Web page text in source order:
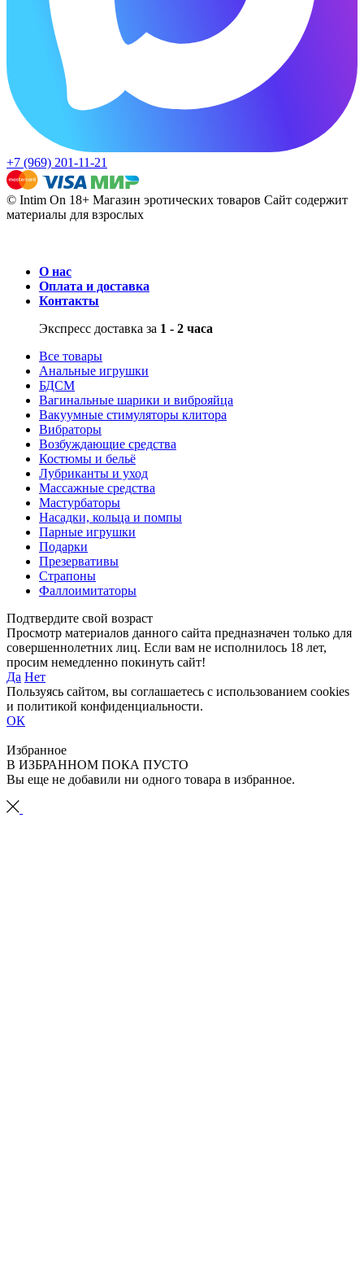
+7 (969) 201-11-21
© Intim On 18+ Магазин эротических товаров Сайт содержит
материалы для взрослых
О нас
Оплата и доставка
Контакты
Экспресс доставка за 1 - 2 часа
Все товары
Анальные игрушки
БДСМ
Вагинальные шарики и виброяйца
Вакуумные стимуляторы клитора
Вибраторы
Возбуждающие средства
Костюмы и бельё
Лубриканты и уход
Массажные средства
Мастурбаторы
Насадки, кольца и помпы
Парные игрушки
Подарки
Презервативы
Страпоны
Фаллоимитаторы
Подтвердите свой возраст
Просмотр материалов данного сайта предназначен только для
совершеннолетних лиц. Если вам не исполнилось 18 лет,
просим немедленно покинуть сайт!
Да Нет
Пользуясь сайтом, вы соглашаетесь с использованием cookies
и политикой конфиденциальности.
ОК
Избранное
В ИЗБРАННОМ ПОКА ПУСТО
Вы еще не добавили ни одного товара в избранное.